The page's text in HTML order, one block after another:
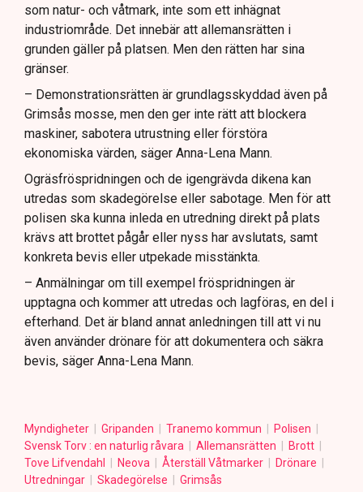
som natur- och våtmark, inte som ett inhägnat
industriområde. Det innebär att allemansrätten i
grunden gäller på platsen. Men den rätten har sina
gränser.
– Demonstrationsrätten är grundlagsskyddad även på
Grimsås mosse, men den ger inte rätt att blockera
maskiner, sabotera utrustning eller förstöra
ekonomiska värden, säger Anna-Lena Mann.
Ogräsfröspridningen och de igengrävda dikena kan
utredas som skadegörelse eller sabotage. Men för att
polisen ska kunna inleda en utredning direkt på plats
krävs att brottet pågår eller nyss har avslutats, samt
konkreta bevis eller utpekade misstänkta.
– Anmälningar om till exempel fröspridningen är
upptagna och kommer att utredas och lagföras, en del i
efterhand. Det är bland annat anledningen till att vi nu
även använder drönare för att dokumentera och säkra
bevis, säger Anna-Lena Mann.
Myndigheter Gripanden Tranemo kommun
Polisen
Svensk Torv : en naturlig råvara
Allemansrätten
Brott
Tove Lifvendahl
Neova Återställ Våtmarker
Drönare
Utredningar
Skadegörelse Grimsås